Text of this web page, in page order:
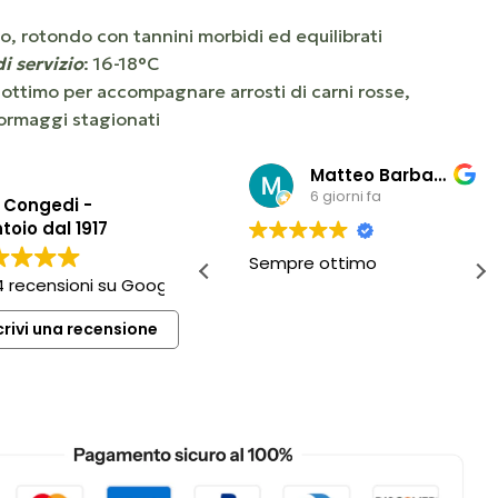
rotondo con tannini morbidi ed equilibrati
servizio: 16-18°C
per accompagnare arrosti di carni rosse,
stagionati
Congedi -
dal 1917
recensioni su Google
una recensione
giorni fa
accueil… huile
Matteo Barbaro
6 giorni fa
Sempre ottimo